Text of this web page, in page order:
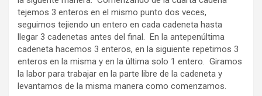
tejemos 3 enteros en el mismo punto dos veces,
seguimos tejiendo un entero en cada cadeneta hasta
llegar 3 cadenetas antes del final. En la antepenúltima
cadeneta hacemos 3 enteros, en la siguiente repetimos 3
enteros en la misma y en la última solo 1 entero. Giramos
la labor para trabajar en la parte libre de la cadeneta y
levantamos de la misma manera como comenzamos.